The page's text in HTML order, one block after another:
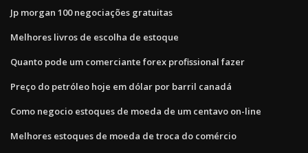
Jp morgan 100 negociações gratuitas
Melhores livros de escolha de estoque
Quanto pode um comerciante forex profissional fazer
Preço do petróleo hoje em dólar por barril canadá
Como negocio estoques de moeda de um centavo on-line
Melhores estoques de moeda de troca do comércio